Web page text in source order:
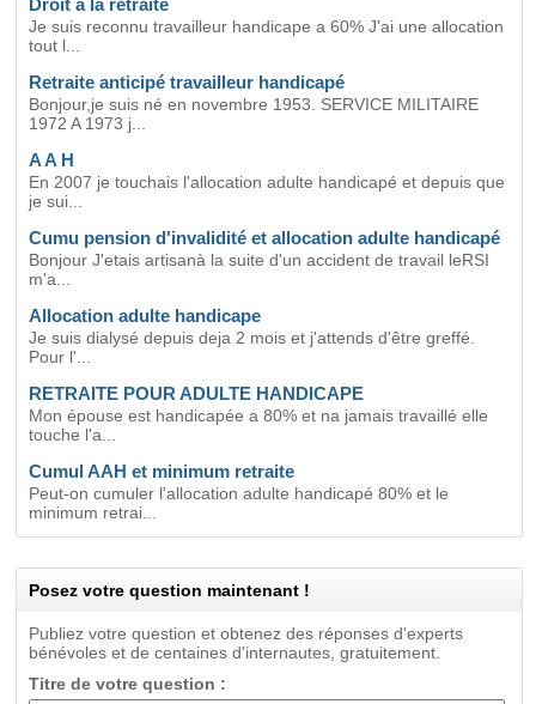
Droit a la retraite
Je suis reconnu travailleur handicape a 60% J'ai une allocation
tout l...
Retraite anticipé travailleur handicapé
Bonjour,je suis né en novembre 1953. SERVICE MILITAIRE
1972 A 1973 j...
A A H
En 2007 je touchais l'allocation adulte handicapé et depuis que
je sui...
Cumu pension d'invalidité et allocation adulte handicapé
Bonjour J'etais artisanà la suite d'un accident de travail leRSI
m'a...
Allocation adulte handicape
Je suis dialysé depuis deja 2 mois et j'attends d'être greffé.
Pour l'...
RETRAITE POUR ADULTE HANDICAPE
Mon épouse est handicapée a 80% et na jamais travaillé elle
touche l'a...
Cumul AAH et minimum retraite
Peut-on cumuler l'allocation adulte handicapé 80% et le
minimum retrai...
Posez votre question maintenant !
Publiez votre question et obtenez des réponses d'experts
bénévoles et de centaines d'internautes, gratuitement.
Titre de votre question :